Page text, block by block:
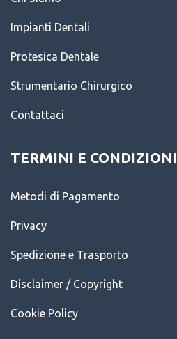
Impianti Dentali
Protesica Dentale
Strumentario Chirurgico
Contattaci
TERMINI E CONDIZIONI
Metodi di Pagamento
Privacy
Spedizione e Trasporto
Disclaimer / Copyright
Cookie Policy